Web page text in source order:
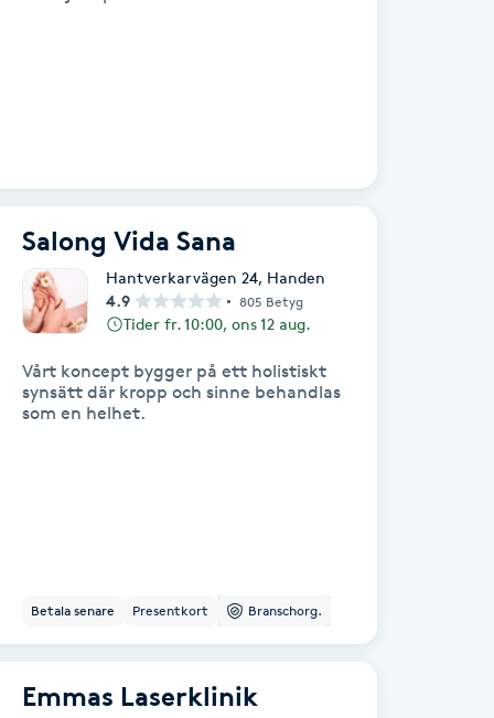
Salong Vida Sana
Hantverkarvägen 24, Handen
4.9
805 Betyg
Tider fr. 10:00, ons 12 aug.
Vårt koncept bygger på ett holistiskt
synsätt där kropp och sinne behandlas
som en helhet.
Betala senare Presentkort Branschorg.
Emmas Laserklinik